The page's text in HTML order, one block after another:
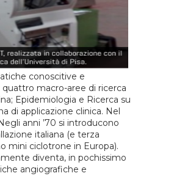
conoscitive e
macro-aree di ricerca
Epidemiologia e Ricerca su
di applicazione clinica. Nel
anni ’70 si introducono
italiana (e terza
mini ciclotrone in Europa).
diventa, in pochissimo
angiografiche e